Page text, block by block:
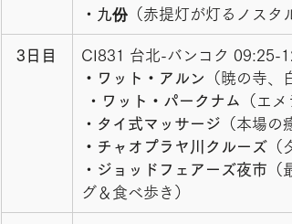
・ 九份 （赤提灯が灯るノス
3日目
CI831 台北-バンコク 09:25-
・ワット・アルン
（暁の寺
・ ワット・パークナム
（エ
・ タイ式マッサージ （本場の
・チャオプラヤ川クルーズ
・ ジョッドフェアーズ夜市
グ＆食べ歩き）